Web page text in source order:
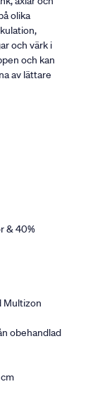
olika
och värk i
och kan
av lättare
& 40%
Multizon
obehandlad